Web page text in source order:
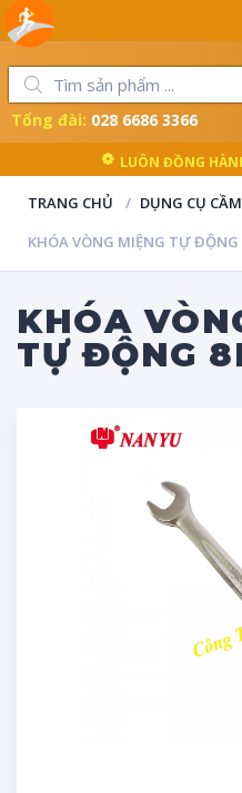
LUÔN ĐỒNG
Tổng đài: 028 6686 3366
TRANG CHỦ
DỤNG CỤ
KHÓA VÒNG MIỆNG TỰ
KHÓA
TỰ ĐỘNG